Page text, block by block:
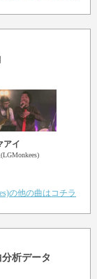
アイ
の他の曲はコチラ
析データ